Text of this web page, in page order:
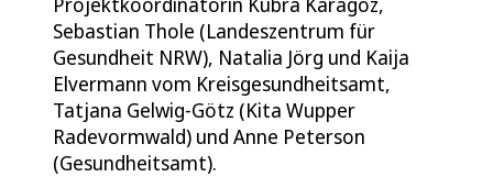
Sebastian Thole (Landeszentrum für
Gesundheit NRW), Natalia Jörg und Kaija
Elvermann vom Kreisgesundheitsamt,
Tatjana Gelwig-Götz (Kita Wupper
Radevormwald) und Anne Peterson
(Gesundheitsamt).